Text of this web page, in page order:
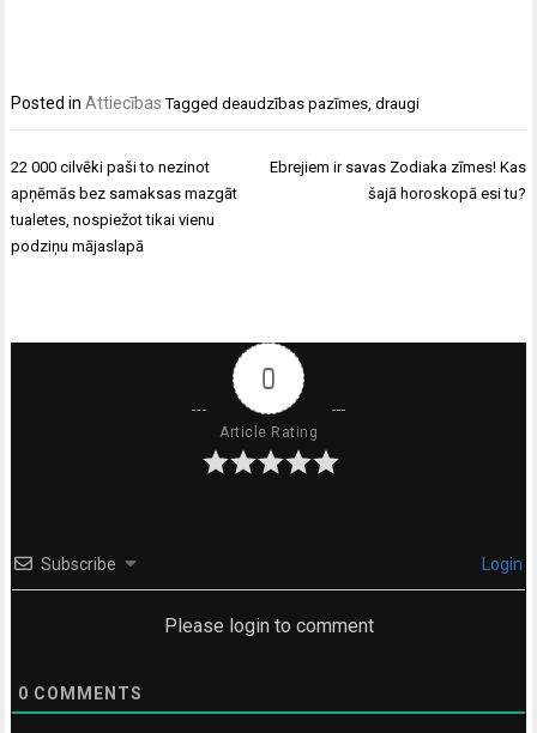
Posted inAttiecības Taggeddeaudzības pazīmes,draugi
Ziņu
izvēlne
22 000 cilvēki paši to nezinot
apņēmās bez samaksas mazgāt
tualetes, nospiežot tikai vienu
podziņu mājaslapā
Ebrejiem ir savas Zodiaka zīmes! Kas
šajā horoskopā esi tu?
0
Article Rating
Subscribe Login
Please login to comment
0 COMMENTS